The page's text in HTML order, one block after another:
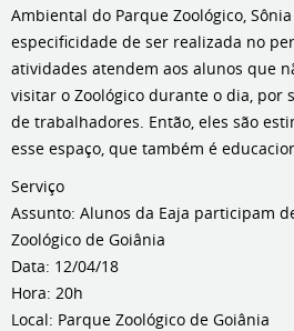
Ambiental do Parque Zoológico,
especificidade de ser realizada no
atividades atendem aos alunos que
visitar o Zoológico durante o dia, por
de trabalhadores. Então, eles são
esse espaço, que também é
Serviço
Assunto: Alunos da Eaja participam
Zoológico de Goiânia
Data: 12/04/18
Hora: 20h
Local: Parque Zoológico de Goiânia